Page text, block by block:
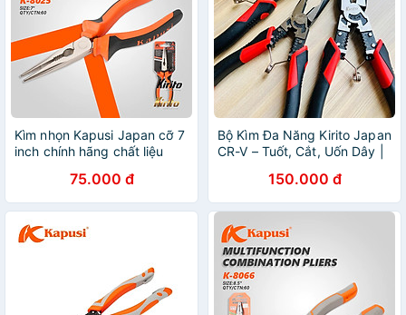
Kìm nhọn Kapusi Japan cỡ 7
inch chính hãng chất liệu
cứng siêu bền75.000 đ
Bộ Kìm Đa Năng Kirito Japan
CR-V – Tuốt, Cắt, Uốn Dây |
150.000 đ